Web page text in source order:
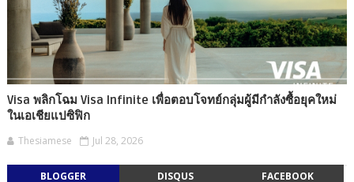
Visa พลิกโฉม Visa Infinite เพื่อตอบโจทย์กลุ่มผู้มีกำลังซื้อยุคใหม่
ในเอเชียแปซิฟิก
Thesiamese Jul 28, 2026
BLOGGER DISQUS FACEBOOK